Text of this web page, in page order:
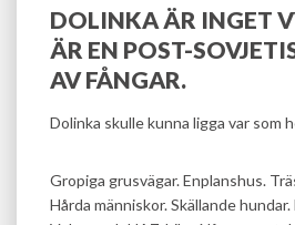
DOLINKA ÄR INGET
ÄR EN POST-
AV FÅNGAR.
Dolinka skulle kunna ligga var som
Gropiga grusvägar. Enplanshus.
Hårda människor. Skällande